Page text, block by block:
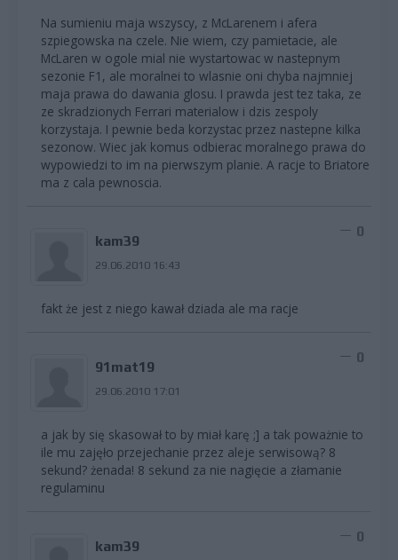
Na sumieniu maja wszyscy, z McLarenem i afera
szpiegowska na czele. Nie wiem, czy pamietacie, ale
McLaren w ogole mial nie wystartowac w nastepnym
sezonie F1, ale moralnei to wlasnie oni chyba najmniej
maja prawa do dawania glosu. I prawda jest tez taka, ze
ze skradzionych Ferrari materialow i dzis zespoly
korzystaja. I pewnie beda korzystac przez nastepne kilka
sezonow. Wiec jak komus odbierac moralnego prawa do
wypowiedzi to im na pierwszym planie. A racje to Briatore
ma z cala pewnoscia.
kam39
29.06.2010 16:43
0
fakt że jest z niego kawał dziada ale ma racje
91mat19
29.06.2010 17:01
0
a jak by się skasował to by miał karę ;] a tak poważnie to
ile mu zajęło przejechanie przez aleje serwisową? 8
sekund? żenada! 8 sekund za nie nagięcie a złamanie
regulaminu
kam39
0